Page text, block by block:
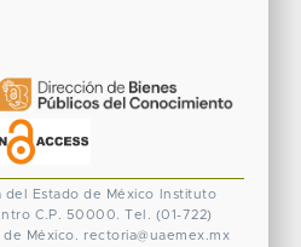
del Estado de México
Instituto
C.P. 50000. Tel. (01-722)
México. rectoria@uaemex.mx